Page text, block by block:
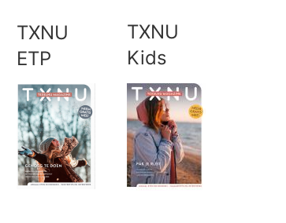
TXNU
ETP
TXNU
Kids